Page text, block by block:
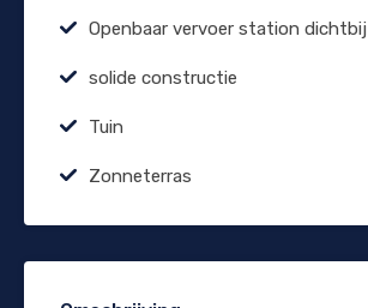
Openbaar vervoer station dichtbij
solide constructie
Tuin
Zonneterras